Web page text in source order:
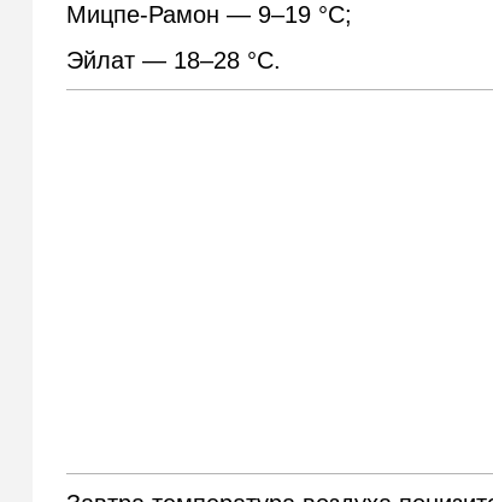
Мицпе-Рамон — 9–19 °С;
Эйлат — 18–28 °С.